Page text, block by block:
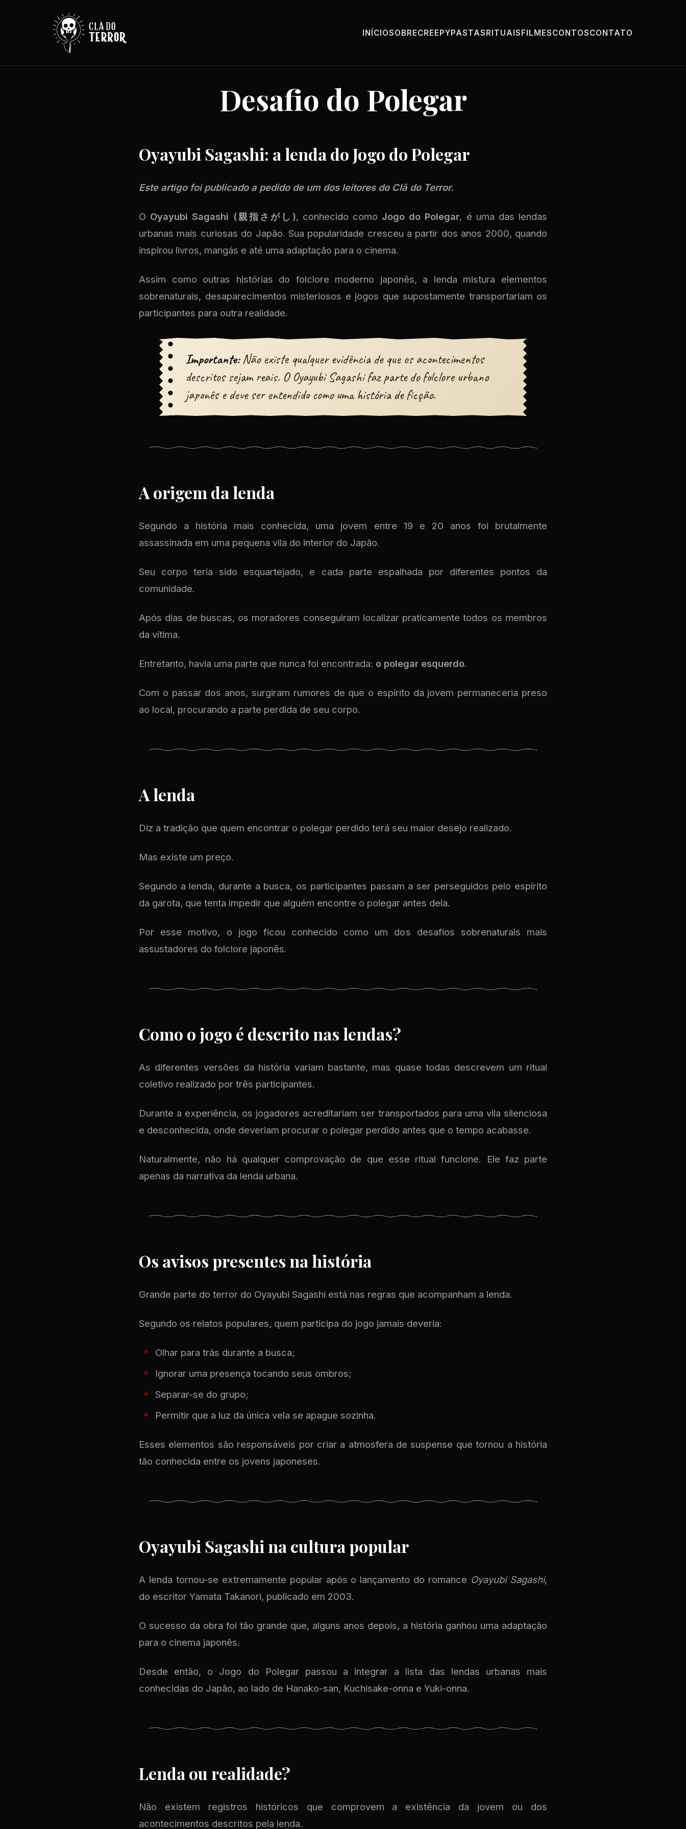
INÍCIOSOBRECREEPYPASTASRITUAISFILMESCONTOSCONTATO
Desafio do Polegar
Oyayubi Sagashi: a lenda do Jogo do Polegar
Este artigo foi publicado a pedido de um dos leitores do Clã do Terror.
O Oyayubi Sagashi (親指さがし), conhecido como Jogo do Polegar, é uma das lendas
urbanas mais curiosas do Japão. Sua popularidade cresceu a partir dos anos 2000, quando
inspirou livros, mangás e até uma adaptação para o cinema.
Assim como outras histórias do folclore moderno japonês, a lenda mistura elementos
sobrenaturais, desaparecimentos misteriosos e jogos que supostamente transportariam os
participantes para outra realidade.
Importante:Não existe qualquer evidência de que os acontecimentos
descritos sejam reais. O Oyayubi Sagashi faz parte do folclore urbano
japonês e deve ser entendido como uma história de ficção.
A origem da lenda
Segundo a história mais conhecida, uma jovem entre 19 e 20 anos foi brutalmente
assassinada em uma pequena vila do interior do Japão.
Seu corpo teria sido esquartejado, e cada parte espalhada por diferentes pontos da
comunidade.
Após dias de buscas, os moradores conseguiram localizar praticamente todos os membros
da vítima.
Entretanto, havia uma parte que nunca foi encontrada: o polegar esquerdo.
Com o passar dos anos, surgiram rumores de que o espírito da jovem permaneceria preso
ao local, procurando a parte perdida de seu corpo.
A lenda
Diz a tradição que quem encontrar o polegar perdido terá seu maior desejo realizado.
Mas existe um preço.
Segundo a lenda, durante a busca, os participantes passam a ser perseguidos pelo espírito
da garota, que tenta impedir que alguém encontre o polegar antes dela.
Por esse motivo, o jogo ficou conhecido como um dos desafios sobrenaturais mais
assustadores do folclore japonês.
Como o jogo é descrito nas lendas?
As diferentes versões da história variam bastante, mas quase todas descrevem um ritual
coletivo realizado por três participantes.
Durante a experiência, os jogadores acreditariam ser transportados para uma vila silenciosa
e desconhecida, onde deveriam procurar o polegar perdido antes que o tempo acabasse.
Naturalmente, não há qualquer comprovação de que esse ritual funcione. Ele faz parte
apenas da narrativa da lenda urbana.
Os avisos presentes na história
Grande parte do terror do Oyayubi Sagashi está nas regras que acompanham a lenda.
Segundo os relatos populares, quem participa do jogo jamais deveria:
Olhar para trás durante a busca;
Ignorar uma presença tocando seus ombros;
Separar-se do grupo;
Permitir que a luz da única vela se apague sozinha.
Esses elementos são responsáveis por criar a atmosfera de suspense que tornou a história
tão conhecida entre os jovens japoneses.
Oyayubi Sagashi na cultura popular
A lenda tornou-se extremamente popular após o lançamento do romance Oyayubi Sagashi,
do escritor Yamata Takanori, publicado em 2003.
O sucesso da obra foi tão grande que, alguns anos depois, a história ganhou uma adaptação
para o cinema japonês.
Desde então, o Jogo do Polegar passou a integrar a lista das lendas urbanas mais
conhecidas do Japão, ao lado de Hanako-san, Kuchisake-onna e Yuki-onna.
Lenda ou realidade?
Não existem registros históricos que comprovem a existência da jovem ou dos
acontecimentos descritos pela lenda.